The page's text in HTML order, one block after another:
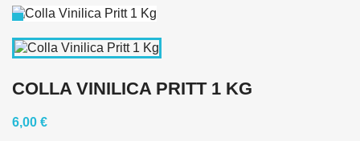
COLLA VINILICA PRITT 1 KG
6,00 €